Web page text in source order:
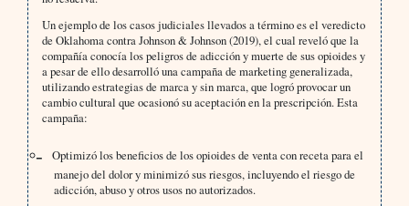
Un ejemplo de los casos judiciales llevados a término es el veredicto
de Oklahoma contra Johnson & Johnson (2019), el cual reveló que la
compañía conocía los peligros de adicción y muerte de sus opioides y
a pesar de ello desarrolló una campaña de marketing generalizada,
utilizando estrategias de marca y sin marca, que logró provocar un
cambio cultural que ocasionó su aceptación en la prescripción. Esta
campaña:
Optimizó los beneficios de los opioides de venta con receta para el
manejo del dolor y minimizó sus riesgos, incluyendo el riesgo de
adicción, abuso y otros usos no autorizados.